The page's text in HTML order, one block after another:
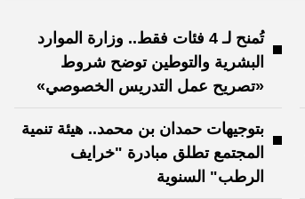
تُمنح لـ 4 فئات فقط.. وزارة الموارد
البشرية والتوطين توضح شروط
«تصريح عمل التدريس الخصوصي»
بتوجيهات حمدان بن محمد.. هيئة تنمية
المجتمع تطلق مبادرة "خرايف
الرطب" السنوية